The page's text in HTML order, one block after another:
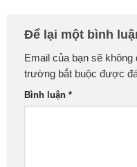
Để lại một bình
Email của bạn sẽ
trường bắt buộc được
Bình luận *